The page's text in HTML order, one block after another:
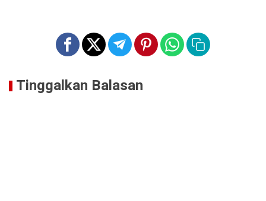
Tinggalkan Balasan